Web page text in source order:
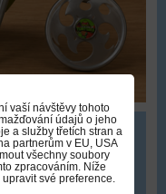
vaší návštěvy tohoto
údajů o jeho
a služby třetích stran a
partnerům v EU, USA
všechny soubory
zpracováním. Níže
své preference.